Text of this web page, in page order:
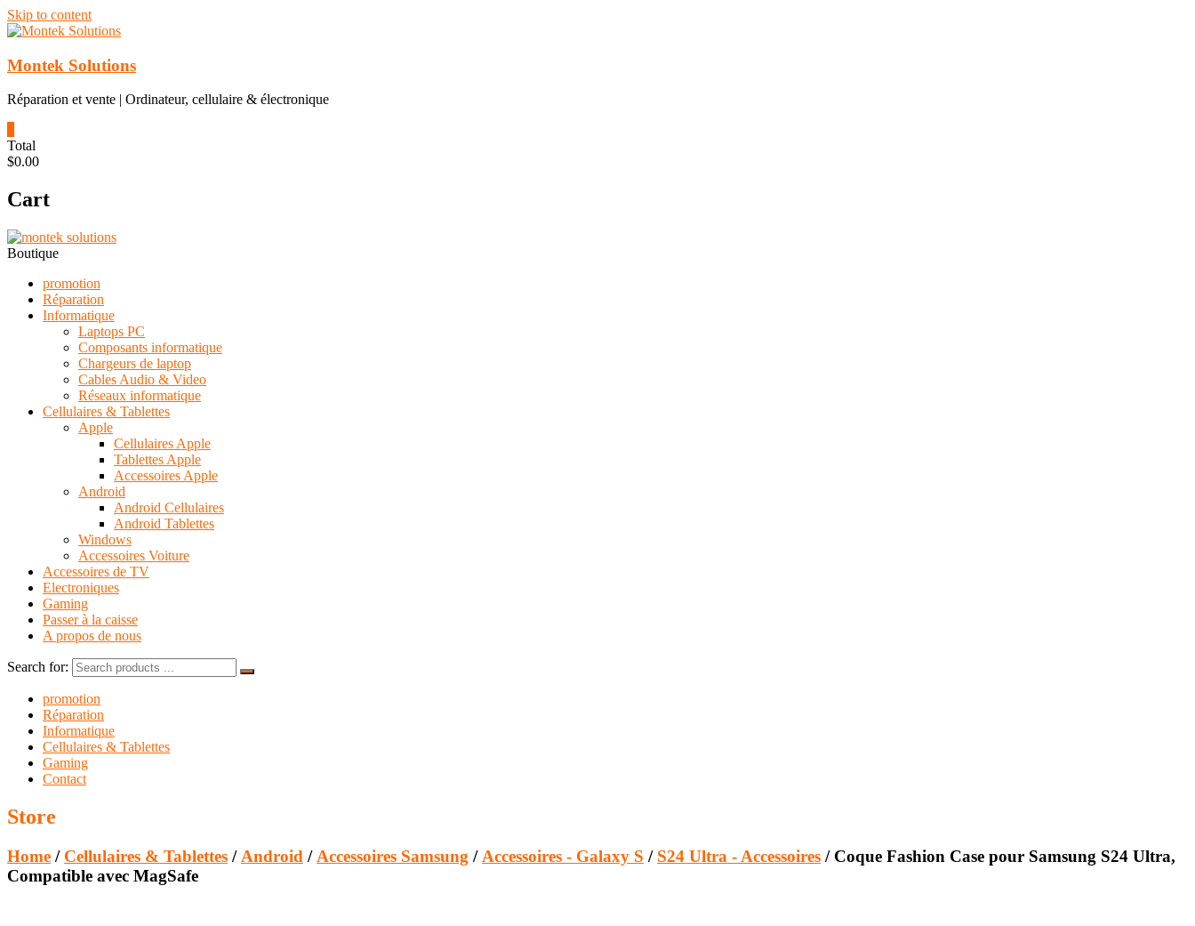
Skip to content
Montek Solutions
Réparation et vente | Ordinateur, cellulaire & électronique
Total
$0.00
Cart
Boutique
promotion
Réparation
Informatique
Laptops PC
Composants informatique
Chargeurs de laptop
Cables Audio & Video
Réseaux informatique
Cellulaires & Tablettes
Apple
Cellulaires Apple
Tablettes Apple
Accessoires Apple
Android
Android Cellulaires
Android Tablettes
Windows
Accessoires Voiture
Accessoires de TV
Electroniques
Gaming
Passer à la caisse
A propos de nous
Search for:
promotion
Réparation
Informatique
Cellulaires & Tablettes
Gaming
Contact
Store
Home / Cellulaires & Tablettes / Android / Accessoires Samsung / Accessoires - Galaxy S / S24 Ultra - Accessoires / Coque Fashion Case pour Samsung S24 Ultra,
Compatible avec MagSafe